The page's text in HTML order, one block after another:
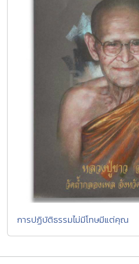
การปฏิบัติธรรมไม่มีโทษมีแต่คุณ